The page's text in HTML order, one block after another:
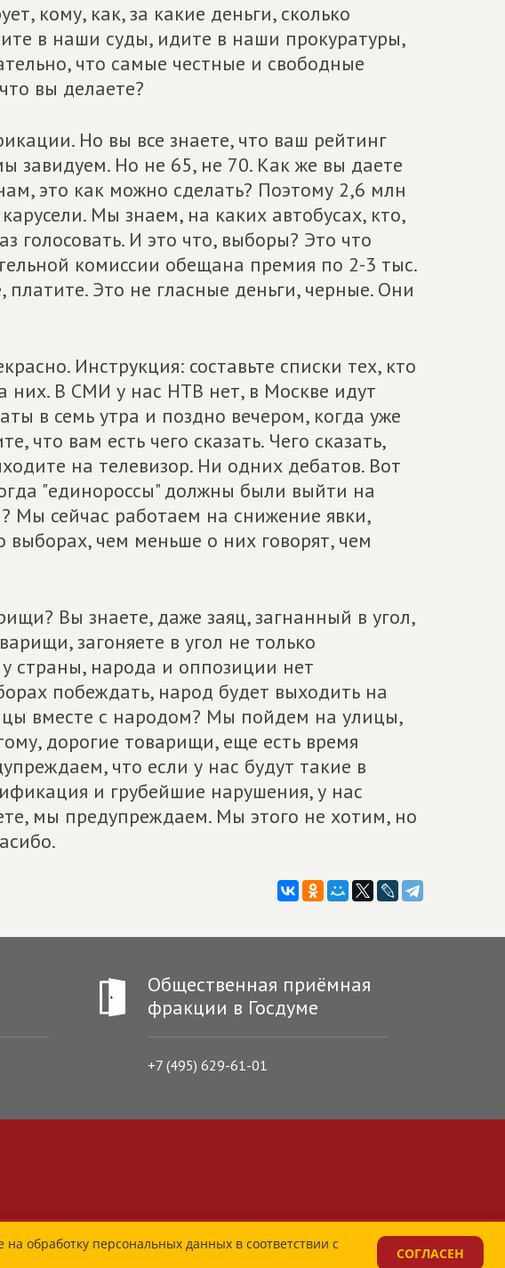
кому, как, за какие деньги, сколько
в наши суды, идите в наши прокуратуры,
что самые честные и свободные
вы делаете?
Но вы все знаете, что ваш рейтинг
завидуем. Но не 65, не 70. Как же вы даете
это как можно сделать? Поэтому 2,6 млн
Мы знаем, на каких автобусах, кто,
голосовать. И это что, выборы? Это что
комиссии обещана премия по 2-3 тыс.
платите. Это не гласные деньги, черные. Они
Инструкция: составьте списки тех, кто
них. В СМИ у нас НТВ нет, в Москве идут
в семь утра и поздно вечером, когда уже
что вам есть чего сказать. Чего сказать,
на телевизор. Ни одних дебатов. Вот
"единороссы" должны были выйти на
Мы сейчас работаем на снижение явки,
чем меньше о них говорят, чем
Вы знаете, даже заяц, загнанный в угол,
загоняете в угол не только
страны, народа и оппозиции нет
побеждать, народ будет выходить на
вместе с народом? Мы пойдем на улицы,
дорогие товарищи, еще есть время
что если у нас будут такие в
и грубейшие нарушения, у нас
мы предупреждаем. Мы этого не хотим, но
Общественная приёмная
фракции в Госдуме
+7 (495) 629-61-01
обработку персональных данных в соответствии с
СОГЛАСЕН